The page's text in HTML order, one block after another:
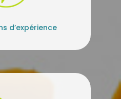
d’expérience